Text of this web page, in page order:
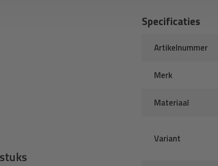
Specificaties
Artikelnummer
Merk
Materiaal
Variant